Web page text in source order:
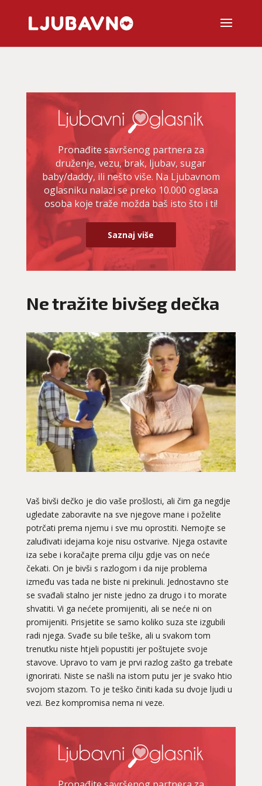
Pronađite savršenog partnera za
druženje, vezu, brak, ljubav, sugar
baby/daddy, ili nešto više. Na Ljubavnom
oglasniku nalazi se preko 10.000 oglasa
osoba koje traže možda baš isto što i ti!
Saznaj više
Ne tražite bivšeg dečka
Vaš bivši dečko je dio vaše prošlosti, ali čim ga negdje
ugledate zaboravite na sve njegove mane i poželite
potrčati prema njemu i sve mu oprostiti. Nemojte se
zaluđivati idejama koje nisu ostvarive. Njega ostavite
iza sebe i koračajte prema cilju gdje vas on neće
čekati. On je bivši s razlogom i da nije problema
između vas tada ne biste ni prekinuli. Jednostavno ste
se svađali stalno jer niste jedno za drugo i to morate
shvatiti. Vi ga nećete promijeniti, ali se neće ni on
promijeniti. Prisjetite se samo koliko suza ste izgubili
radi njega. Svađe su bile teške, ali u svakom tom
trenutku niste htjeli popustiti jer poštujete svoje
stavove. Upravo to vam je prvi razlog zašto ga trebate
ignorirati. Niste se našli na istom putu jer je svako htio
svojom stazom. To je teško činiti kada su dvoje ljudi u
vezi. Bez kompromisa nema ni veze.
Ljubavni savjetnik je zauzet
TEHNIKE:prekidi veze, bračni problemi, pomirjenje
Broj tel: 064/600-600
tel:0,93€ - mob:1,12€ min